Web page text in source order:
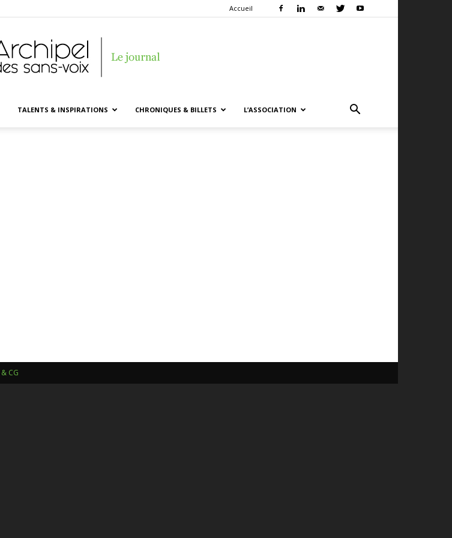
Accueil
TALENTS & INSPIRATIONS CHRONIQUES & BILLETS L’ASSOCIATION
CG